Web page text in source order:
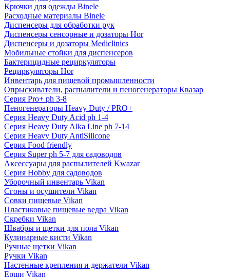
Крючки для одежды Binele
Расходные материалы Binele
Диспенсеры для обработки рук
Диспенсеры сенсорные и дозаторы Hor
Диспенсеры и дозаторы Mediclinics
Мобильные стойки для диспенсеров
Бактерицидные рециркуляторы
Рециркуляторы Hor
Инвентарь для пищевой промышленности
Опрыскиватели, распылители и пеногенераторы Квазар
Серия Pro+ ph 3-8
Пеногенераторы Heavy Duty / PRO+
Серия Heavy Duty Acid ph 1-4
Серия Heavy Duty Alka Line ph 7-14
Серия Heavy Duty AntiSilicone
Серия Food friendly
Серия Super ph 5-7 для садоводов
Аксессуары для распылителей Kwazar
Серия Hobby для садоводов
Уборочный инвентарь Vikan
Сгоны и осушители Vikan
Совки пищевые Vikan
Пластиковые пищевые ведра Vikan
Скребки Vikan
Швабры и щетки для пола Vikan
Кулинарные кисти Vikan
Ручные щетки Vikan
Ручки Vikan
Настенные крепления и держатели Vikan
Ерши Vikan